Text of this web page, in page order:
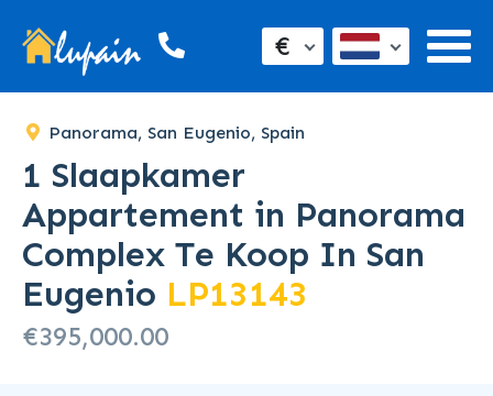
€
Panorama, San Eugenio, Spain
1 Slaapkamer
Appartement in Panorama
Complex Te Koop In San
Eugenio LP13143
€395,000.00